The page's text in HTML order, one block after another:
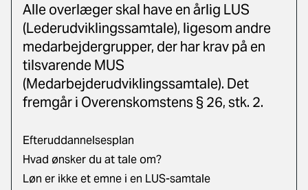
Alle overlæger skal have en årlig LUS
(Lederudviklingssamtale), ligesom andre
medarbejdergrupper, der har krav på en
tilsvarende MUS
(Medarbejderudviklingssamtale). Det
fremgår i Overenskomstens § 26, stk. 2.
Efteruddannelsesplan
Hvad ønsker du at tale om?
Løn er ikke et emne i en LUS-samtale